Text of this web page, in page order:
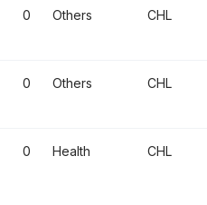
0 Others CHL
0 Others CHL
0 Health CHL